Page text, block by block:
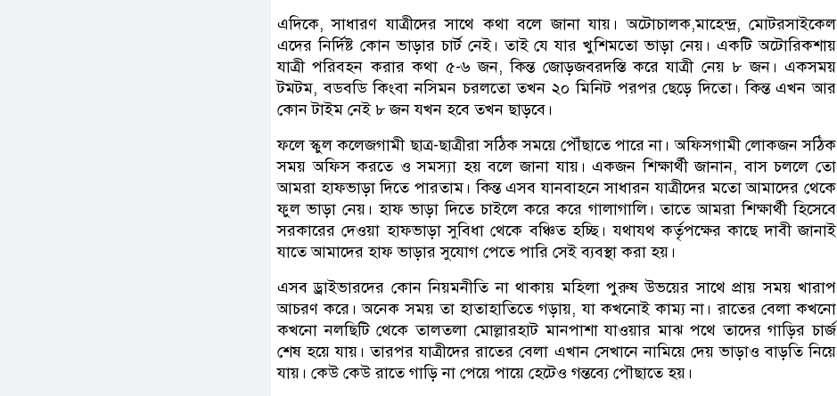
এদিকে, সাধারণ যাত্রীদের সাথে কথা বলে জানা যায়। অটোচালক,মাহেন্দ্র, মোটরসাইকেল
এদের নির্দিষ্ট কোন ভাড়ার চার্ট নেই। তাই যে যার খুশিমতো ভাড়া নেয়। একটি অটোরিকশায়
যাত্রী পরিবহন করার কথা ৫-৬ জন, কিন্ত জোড়জবরদস্তি করে যাত্রী নেয় ৮ জন। একসময়
টমটম, বডবডি কিংবা নসিমন চরলতো তখন ২০ মিনিট পরপর ছেড়ে দিতো। কিন্ত এখন আর
কোন টাইম নেই ৮ জন যখন হবে তখন ছাড়বে।
ফলে স্কুল কলেজগামী ছাত্র-ছাত্রীরা সঠিক সময়ে পৌঁছাতে পারে না। অফিসগামী লোকজন সঠিক
সময় অফিস করতে ও সমস্যা হয় বলে জানা যায়। একজন শিক্ষার্থী জানান, বাস চললে তো
আমরা হাফভাড়া দিতে পারতাম। কিন্ত এসব যানবাহনে সাধারন যাত্রীদের মতো আমাদের থেকে
ফুল ভাড়া নেয়। হাফ ভাড়া দিতে চাইলে করে করে গালাগালি। তাতে আমরা শিক্ষার্থী হিসেবে
সরকারের দেওয়া হাফভাড়া সুবিধা থেকে বঞ্চিত হচ্ছি। যথাযথ কর্তৃপক্ষের কাছে দাবী জানাই
যাতে আমাদের হাফ ভাড়ার সুযোগ পেতে পারি সেই ব্যবস্থা করা হয়।
এসব ড্রাইভারদের কোন নিয়মনীতি না থাকায় মহিলা পুরুষ উভয়ের সাথে প্রায় সময় খারাপ
আচরণ করে। অনেক সময় তা হাতাহাতিতে গড়ায়, যা কখনোই কাম্য না। রাতের বেলা কখনো
কখনো নলছিটি থেকে তালতলা মোল্লারহাট মানপাশা যাওয়ার মাঝ পথে তাদের গাড়ির চার্জ
শেষ হয়ে যায়। তারপর যাত্রীদের রাতের বেলা এখান সেখানে নামিয়ে দেয় ভাড়াও বাড়তি নিয়ে
যায়। কেউ কেউ রাতে গাড়ি না পেয়ে পায়ে হেটেও গন্তব্যে পৌছাতে হয়।